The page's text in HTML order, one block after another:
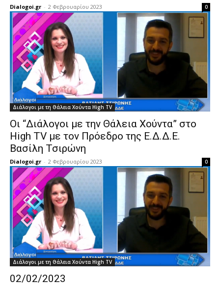
Dialogoi.gr - 2 Φεβρουαρίου 2023 0
Διάλογοι με τη Θάλεια Χούντα High TV
Οι “Διάλογοι με την Θάλεια Χούντα” στο
High TV με τον Πρόεδρο της Ε.Δ.Δ.Ε.
Βασίλη Τσιρώνη
Dialogoi.gr - 2 Φεβρουαρίου 2023 0
Διάλογοι με τη Θάλεια Χούντα High TV
02/02/2023